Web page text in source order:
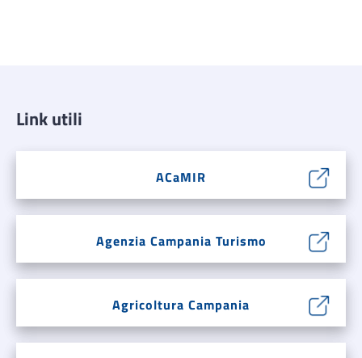
Link utili
ACaMIR
Agenzia Campania Turismo
Agricoltura Campania